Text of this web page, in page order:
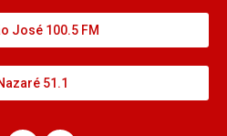
José 100.5 FM
51.1